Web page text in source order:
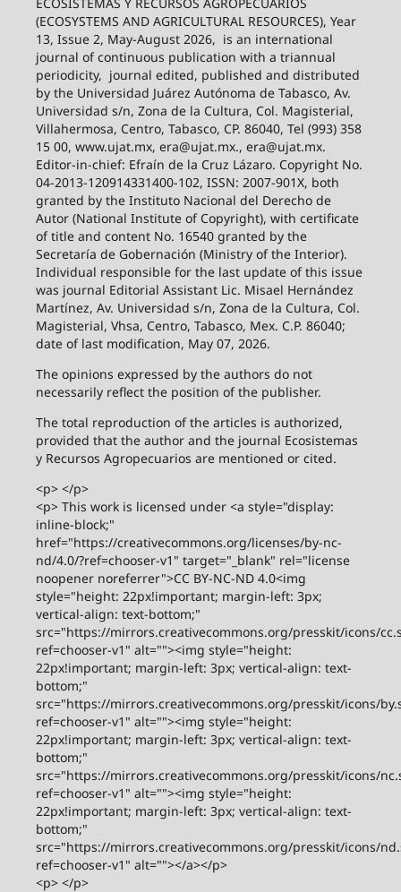
(ECOSYSTEMS AND AGRICULTURAL RESOURCES), Year
13, Issue 2, May-August 2026, is an international
journal of continuous publication with a triannual
periodicity, journal edited, published and distributed
by the Universidad Juárez Autónoma de Tabasco, Av.
Universidad s/n, Zona de la Cultura, Col. Magisterial,
Villahermosa, Centro, Tabasco, CP. 86040, Tel (993) 358
15 00, www.ujat.mx, era@ujat.mx., era@ujat.mx.
Editor-in-chief: Efraín de la Cruz Lázaro. Copyright No.
04-2013-120914331400-102, ISSN: 2007-901X, both
granted by the Instituto Nacional del Derecho de
Autor (National Institute of Copyright), with certificate
of title and content No. 16540 granted by the
Secretaría de Gobernación (Ministry of the Interior).
Individual responsible for the last update of this issue
was journal Editorial Assistant Lic. Misael Hernández
Martínez, Av. Universidad s/n, Zona de la Cultura, Col.
Magisterial, Vhsa, Centro, Tabasco, Mex. C.P. 86040;
date of last modification, May 07, 2026.
The opinions expressed by the authors do not
necessarily reflect the position of the publisher.
The total reproduction of the articles is authorized,
provided that the author and the journal Ecosistemas
y Recursos Agropecuarios are mentioned or cited.
<p> </p>
<p> This work is licensed under <a style="display:
inline-block;"
href="https://creativecommons.org/licenses/by-nc-
nd/4.0/?ref=chooser-v1" target="_blank" rel="license
noopener noreferrer">CC BY-NC-ND 4.0<img
style="height: 22px!important; margin-left: 3px;
vertical-align: text-bottom;"
src="https://mirrors.creativecommons.org/presskit/icons/
ref=chooser-v1" alt=""><img style="height:
22px!important; margin-left: 3px; vertical-align: text-
bottom;"
src="https://mirrors.creativecommons.org/presskit/icons/
ref=chooser-v1" alt=""><img style="height:
22px!important; margin-left: 3px; vertical-align: text-
bottom;"
src="https://mirrors.creativecommons.org/presskit/icons/
ref=chooser-v1" alt=""><img style="height:
22px!important; margin-left: 3px; vertical-align: text-
bottom;"
src="https://mirrors.creativecommons.org/presskit/icons/
ref=chooser-v1" alt=""></a></p>
<p> </p>